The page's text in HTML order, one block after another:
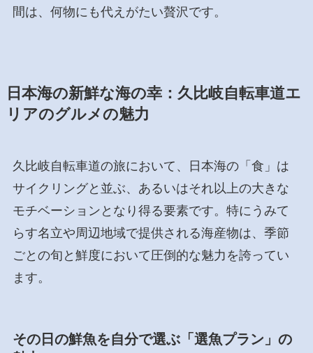
間は、何物にも代えがたい贅沢です。
日本海の新鮮な海の幸：久比岐自転車道エ
リアのグルメの魅力
久比岐自転車道の旅において、日本海の「食」は
サイクリングと並ぶ、あるいはそれ以上の大きな
モチベーションとなり得る要素です。特にうみて
らす名立や周辺地域で提供される海産物は、季節
ごとの旬と鮮度において圧倒的な魅力を誇ってい
ます。
その日の鮮魚を自分で選ぶ「選魚プラン」の